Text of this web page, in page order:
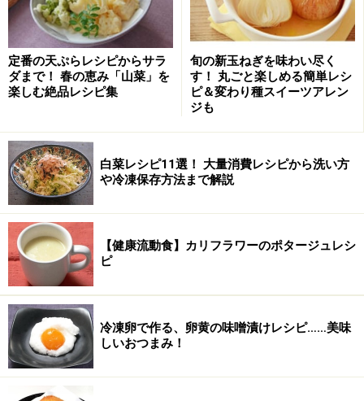
2
薄力粉をふるい入れて混ぜる
薄力粉をふるい入れて混ぜる。
定番の天ぷらレシピからサラ
ダまで！ 春の恵み「山菜」を
楽しむ絶品レシピ集
旬の新玉ねぎを味わい尽く
す！ 丸ごと楽しめる簡単レシ
ピ＆変わり種スイーツアレン
ジも
白菜レシピ11選！ 大量消費レシピから洗い方
や冷凍保存方法まで解説
【健康流動食】カリフラワーのポタージュレシ
ピ
冷凍卵で作る、卵黄の味噌漬けレシピ……美味
しいおつまみ！